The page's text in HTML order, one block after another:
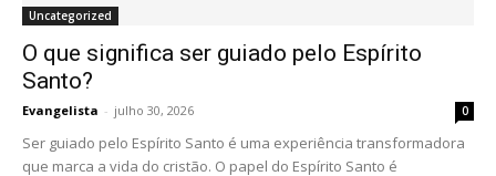
Uncategorized
O que significa ser guiado pelo Espírito
Santo?
Evangelista - julho 30, 2026 0
Ser guiado pelo Espírito Santo é uma experiência transformadora
que marca a vida do cristão. O papel do Espírito Santo é